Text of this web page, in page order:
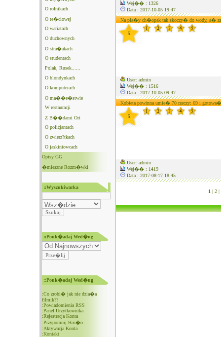
O rolnikach
O te�ciowej
O wariatach
O duchownych
O stra�akach
O studentach
Polak, Rusek......
O blondynkach
O komputerach
O ma��e�stwie
W restauracji
Z B��dami Ort
O policjantach
O zwierz?tkach
O jaskiniowcach
Opisy GG
�mieszne Rozm�wki
::Wyszukiwarka
::Pouk�adaj Wed�ug
::Pouk�adaj Wed�ug
:Co zrobi� jak nie dzia�a
filmik??
:Powiadomienia RSS
:Panel Urzytkownika
:Rejestracja Konta
:Przypomnij Has�o
:Aktywacja Konta
:Kontakt
Wej�� : 1326
Data : 2017-10-05 19:47
Na pla�y ch�opak tak skoczy� do wody, a�
5
User: admin
Wej�� : 1516
Data : 2017-10-05 09:47
Kobieta powinna umie� 70 rzeczy: 69 i
5
User: admin
Wej�� : 1419
Data : 2017-08-17 18:45
1 |2 |